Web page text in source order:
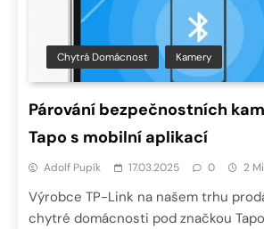
Chytrá Domácnost Kamery
Párování bezpečnostních
Tapo s mobilní aplikací
Adolf Pupík 17.03.2025 0 2
Výrobce TP-Link na našem trhu
chytré domácnosti pod značkou